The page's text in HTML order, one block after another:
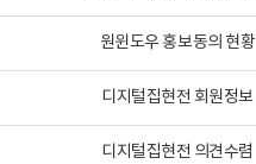
원윈도우 홍보동의 현황
디지털집현전 회원정보
디지털집현전 의견수렴